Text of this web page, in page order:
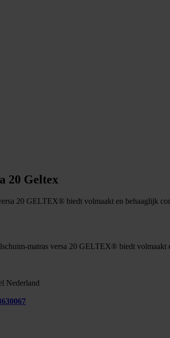
20 Geltex
20 GELTEX® biedt volmaakt en behaaglijk
matras versa 20 GELTEX® biedt
Nederland